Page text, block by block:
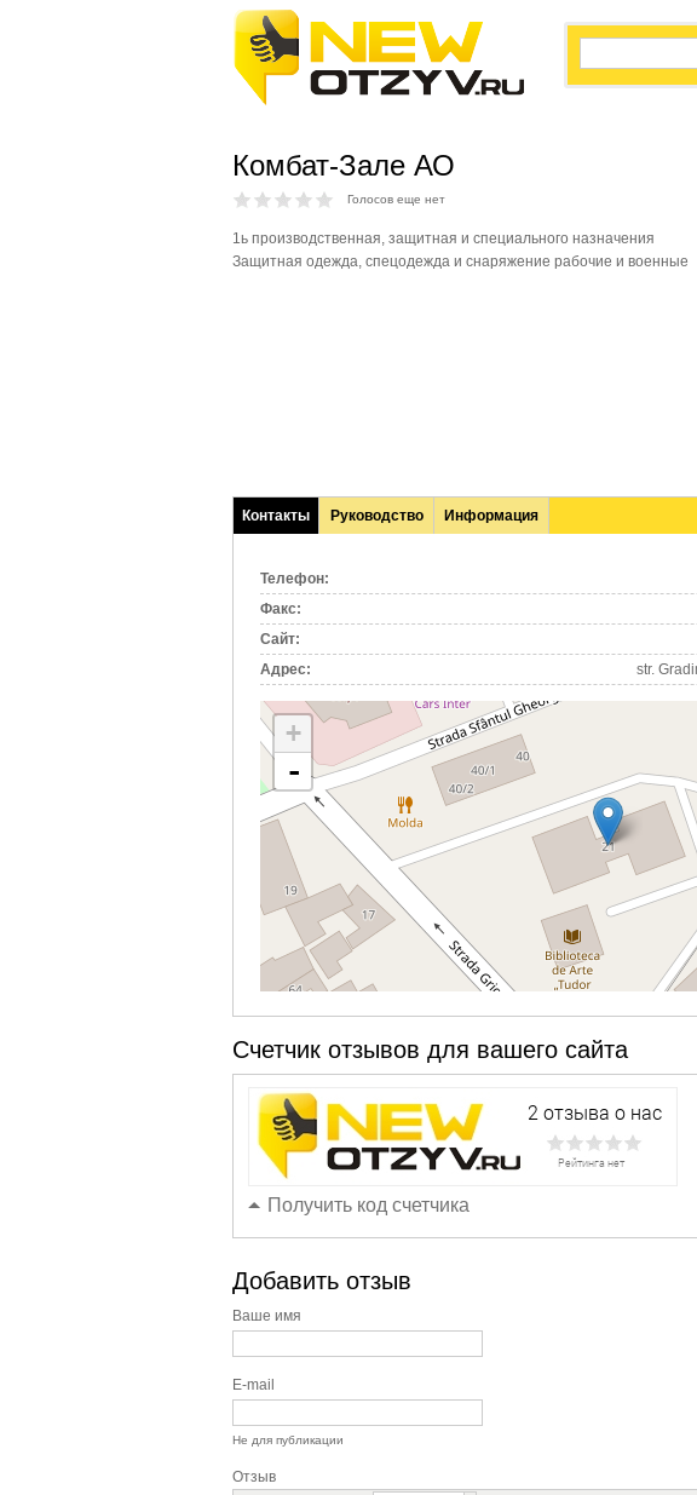
Комбат-Зале АО
Голосов еще нет
1ь производственная, защитная и специального назначения
Защитная одежда, спецодежда и снаряжение рабочие и военные
Контакты
(активная
Руководство Информация
Телефон:
Факс:
Сайт:
Адрес:
str.
+
-
Счетчик отзывов для вашего сайта
Получить код счетчика
Добавить отзыв
Ваше имя
E-mail
Не для публикации
Отзыв